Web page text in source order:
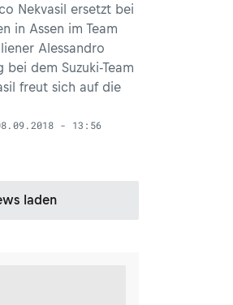
Nekvasil ersetzt bei
in Assen im Team
Alessandro
dem Suzuki-Team
freut sich auf die
- 13:56
laden